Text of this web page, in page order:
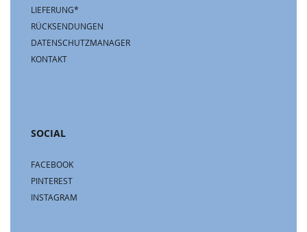
LIEFERUNG*
RÜCKSENDUNGEN
DATENSCHUTZMANAGER
KONTAKT
SOCIAL
FACEBOOK
PINTEREST
INSTAGRAM